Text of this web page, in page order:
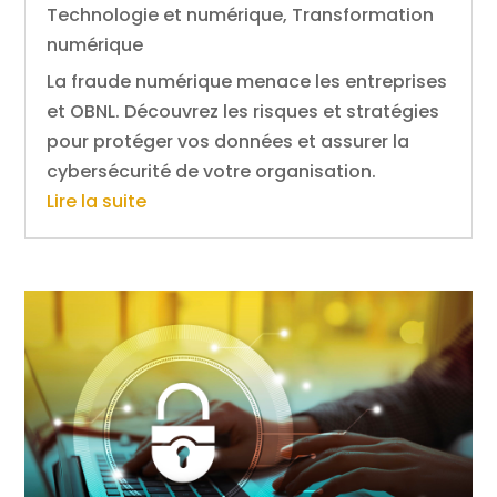
Technologie et numérique, Transformation
numérique
La fraude numérique menace les entreprises
et OBNL. Découvrez les risques et stratégies
pour protéger vos données et assurer la
cybersécurité de votre organisation.
Lire la suite